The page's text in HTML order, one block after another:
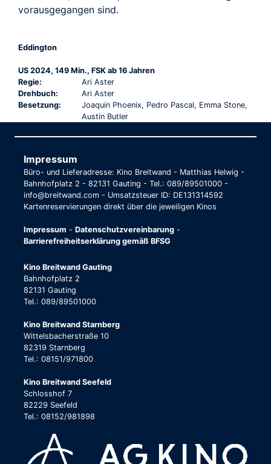
vorausgegangen sind.
Eddington
US 2024, 149 Min., FSK ab 16 Jahren
Regie:
Ari Aster
Drehbuch:
Ari Aster
Besetzung:
Joaquin Phoenix, Pedro Pascal, Emma Stone,
Austin Butler
Impressum
Büro- und Lieferadresse: Kino Breitwand - Matthias Helwig -
Bahnhofplatz 2 - 82131 Gauting - Tel.: 089/89501000 -
info@breitwand.com - Umsatzsteuer ID: DE131314592
Kartenreservierungen direkt über die jeweiligen Kinos
Impressum - Datenschutzvereinbarung -
Barrierefreiheitserklärung gemäß BFSG
Kino Breitwand Gauting
Bahnhofplatz 2
82131 Gauting
Tel.: 089/89501000
Kino Breitwand Starnberg
Wittelsbacherstraße 10
82319 Starnberg
Tel.: 08151/971800
Kino Breitwand Seefeld
Schlosshof 7
82229 Seefeld
Tel.: 08152/981898